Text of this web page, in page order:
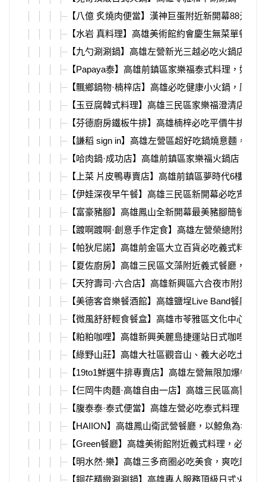
【八億 炙燒肉便當】漢神巨蛋附近新開幕88元便
【水岩 真料理】高雄美術館約會慶生無菜單餐廳
【九勺涮涮鍋】高雄左營新光三越必吃火鍋店，
【Papaya泰】高雄前鎮區家樂福泰式料理，好喝
【飄鄉鍋物·楠梓店】高雄必吃健康小火鍋，原肉
【玉豆腐韓式料理】高雄三民區家樂福澄清店韓
【芬德廚房鐵板牛排】高雄楠梓必吃平價牛排，
【謙稻 sign in】高雄左營區超好吃鍋燒意麵，必
【哈肉鍋·成功店】高雄前鎮區家樂福火鍋店，自
【上菜 片皮鴨專賣店】高雄前鎮區夢時代6樓新
【伊娃深夜早午餐】高雄三民區新開幕必吃宵夜
【富豪豬腳】高雄鳳山全新開幕最美豬腳簡餐店
【踱啊踱啊·創意手作定食】高雄左營榮總附近新
【帕狄尼諾】高雄前金區大立百貨必吃義式料理
【夏佐廚房】高雄三民區文藻附近義式餐廳，必
【天狩壽司·六合店】高雄新興區六合夜市附近，
【美德客音樂餐酒館】高雄鹽埕Live Band餐廳，
【微風舒舒輕食餐盒】高雄市苓雅區文化中心附
【粕粕咖哩】高雄新興美麗島捷運站日式咖哩店
【綠野山莊】高雄大社區觀音山、義大必吃土雞
【19to1鮮選牛排專賣店】高雄左營無限加爆牛排
【仨岡牛肉麵·高雄自由一店】高雄三民區高醫、
【腹泰泰·泰式便當】高雄左營必吃泰式料理，超
【HAIION】高雄鳳山衛武營餐廳，以鯨魚為名的
【Green餐廳】高雄美術館附近義式料理，必吃超
【明水然·樂】高雄三多商圈必吃美食，爽吃龍蝦
【銅花精緻涮涮鍋】高雄專人服務頂級日式火鍋